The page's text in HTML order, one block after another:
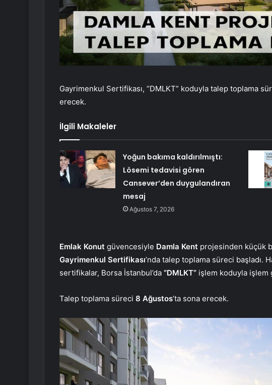
Gayrimenkul Sertifikası, “DMLKT” koduyla talep toplama
erecek.
İlgili Makaleler
Yoğun bakıma kaldırılmıştı:
Lösemi tedavisi gören
Cansever’den duygulandıran
mesaj
Ağustos 7, 2026
Emlak Konut güvencesiyle Damla Kent projesinden küçük
Gayrimenkul Sertifikası’nda talep toplama süreci başladı.
sertifikalar, Borsa İstanbul’da “DMLKT” işlem koduyla işlem
Talep toplama süreci 8 Ağustos’ta sona erecek.